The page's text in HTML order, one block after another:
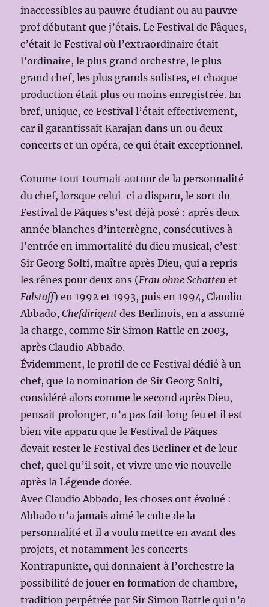
inaccessibles au pauvre étudiant ou au pauvre
prof débutant que j’étais. Le Festival de Pâques,
c’était le Festival où l’extraordinaire était
l’ordinaire, le plus grand orchestre, le plus
grand chef, les plus grands solistes, et chaque
production était plus ou moins enregistrée. En
bref, unique, ce Festival l’était effectivement,
car il garantissait Karajan dans un ou deux
concerts et un opéra, ce qui était exceptionnel.
Comme tout tournait autour de la personnalité
du chef, lorsque celui-ci a disparu, le sort du
Festival de Pâques s’est déjà posé : après deux
année blanches d’interrègne, consécutives à
l’entrée en immortalité du dieu musical, c’est
Sir Georg Solti, maître après Dieu, qui a repris
les rênes pour deux ans (Frau ohne Schatten et
Falstaff) en 1992 et 1993, puis en 1994, Claudio
Abbado,Chefdirigent des Berlinois, en a assumé
la charge, comme Sir Simon Rattle en 2003,
après Claudio Abbado.
Évidemment, le profil de ce Festival dédié à un
chef, que la nomination de Sir Georg Solti,
considéré alors comme le second après Dieu,
pensait prolonger, n’a pas fait long feu et il est
bien vite apparu que le Festival de Pâques
devait rester le Festival des Berliner et de leur
chef, quel qu’il soit, et vivre une vie nouvelle
après la Légende dorée.
Avec Claudio Abbado, les choses ont évolué :
Abbado n’a jamais aimé le culte de la
personnalité et il a voulu mettre en avant des
projets, et notamment les concerts
Kontrapunkte, qui donnaient à l’orchestre la
possibilité de jouer en formation de chambre,
tradition perpétrée par Sir Simon Rattle qui n’a